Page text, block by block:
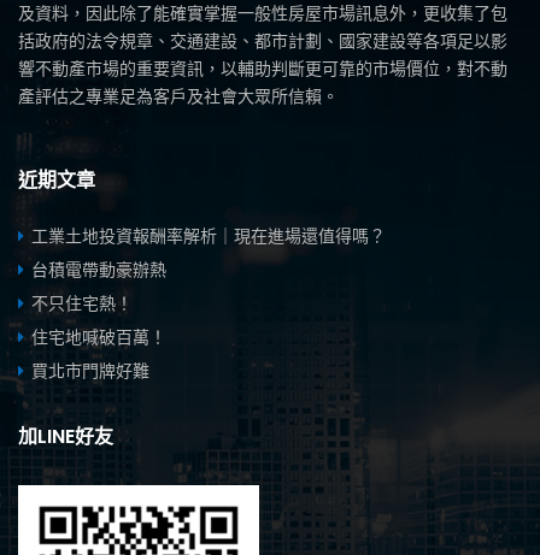
及資料，因此除了能確實掌握一般性房屋市場訊息外，更收集了包
括政府的法令規章、交通建設、都市計劃、國家建設等各項足以影
響不動產市場的重要資訊，以輔助判斷更可靠的市場價位，對不動
產評估之專業足為客戶及社會大眾所信賴。
近期文章
工業土地投資報酬率解析｜現在進場還值得嗎？
台積電帶動豪辦熱
不只住宅熱！
住宅地喊破百萬！
買北市門牌好難
加LINE好友